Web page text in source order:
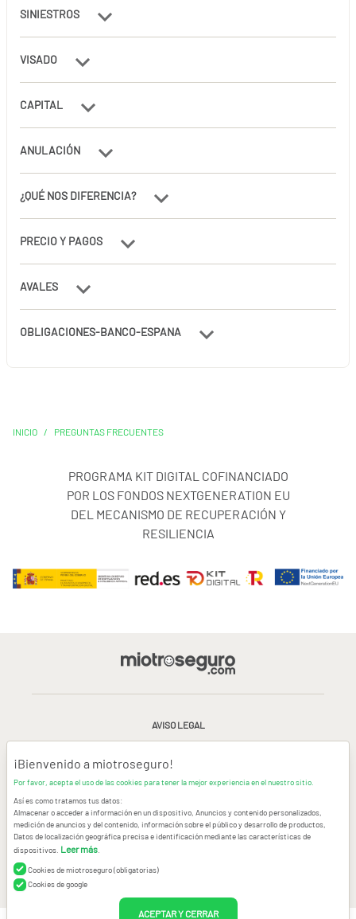
SINIESTROS
VISADO
CAPITAL
ANULACIÓN
¿QUÉ NOS DIFERENCIA?
PRECIO Y PAGOS
AVALES
OBLIGACIONES-BANCO-ESPANA
INICIO / PREGUNTAS FRECUENTES
PROGRAMA KIT DIGITAL COFINANCIADO
POR LOS FONDOS NEXTGENERATION EU
DEL MECANISMO DE RECUPERACIÓN Y
RESILIENCIA
AVISO LEGAL
CONDICIONES GENERALES DE USO
CONTACTAR
© Copyright miotroseguro.com 2026. Todos los derechos reservados
Images designed byFreepik
¡Bienvenido a miotroseguro!
Por favor, acepta el uso de las cookies para tener la mejor experiencia en el nuestro sitio.
Así es como tratamos tus datos:
Almacenar o acceder a información en un dispositivo, Anuncios y contenido personalizados,
medición de anuncios y del contenido, información sobre el público y desarrollo de productos,
Datos de localización geográfica precisa e identificación mediante las características de
dispositivos. Leer más
Cookies de miotroseguro (obligatorias)
Cookies de google
ACEPTAR Y CERRAR